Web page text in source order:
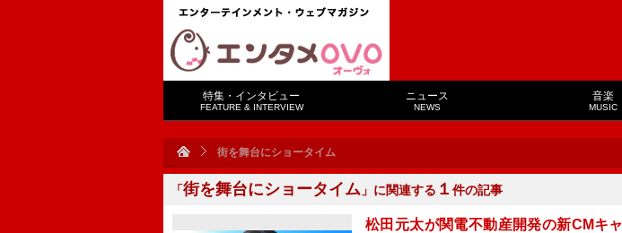
特集・インタビュー
FEATURE & INTERVIEW
ニュース
NEWS
音楽
MUSIC
街を舞台にショータイム
「街を舞台にショータイム 」に関連する １ 件の記事
松田元太が関電不動産開発の新CMキ